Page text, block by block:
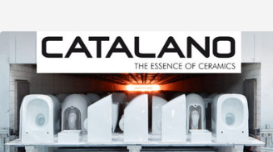
Kenmerken en Voordelen
Stijlvolle kleurkeuze: 6
kranen.
Flexibiliteit: Beschikbaar in